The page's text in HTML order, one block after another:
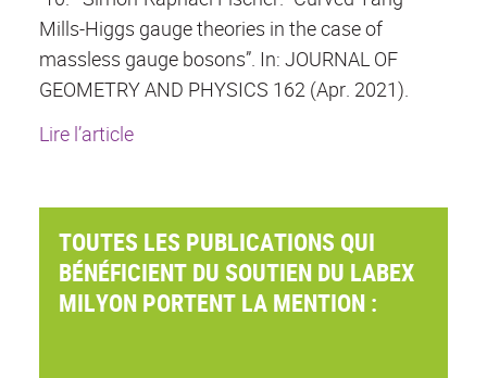
Mills-Higgs gauge theories in the case of
massless gauge bosons”. In: JOURNAL OF
GEOMETRY AND PHYSICS 162 (Apr. 2021).
Lire l’article
TOUTES LES PUBLICATIONS QUI
BÉNÉFICIENT DU SOUTIEN DU LABEX
MILYON PORTENT LA MENTION :